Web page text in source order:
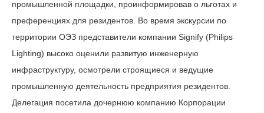
промышленной площадки, проинформировав о льготах и
преференциях для резидентов. Во время экскурсии по
территории ОЭЗ представители компании Signify (Philips
Lighting) высоко оценили развитую инженерную
инфраструктуру, осмотрели строящиеся и ведущие
промышленную деятельность предприятия резидентов.
Делегация посетила дочернюю компанию Корпорации